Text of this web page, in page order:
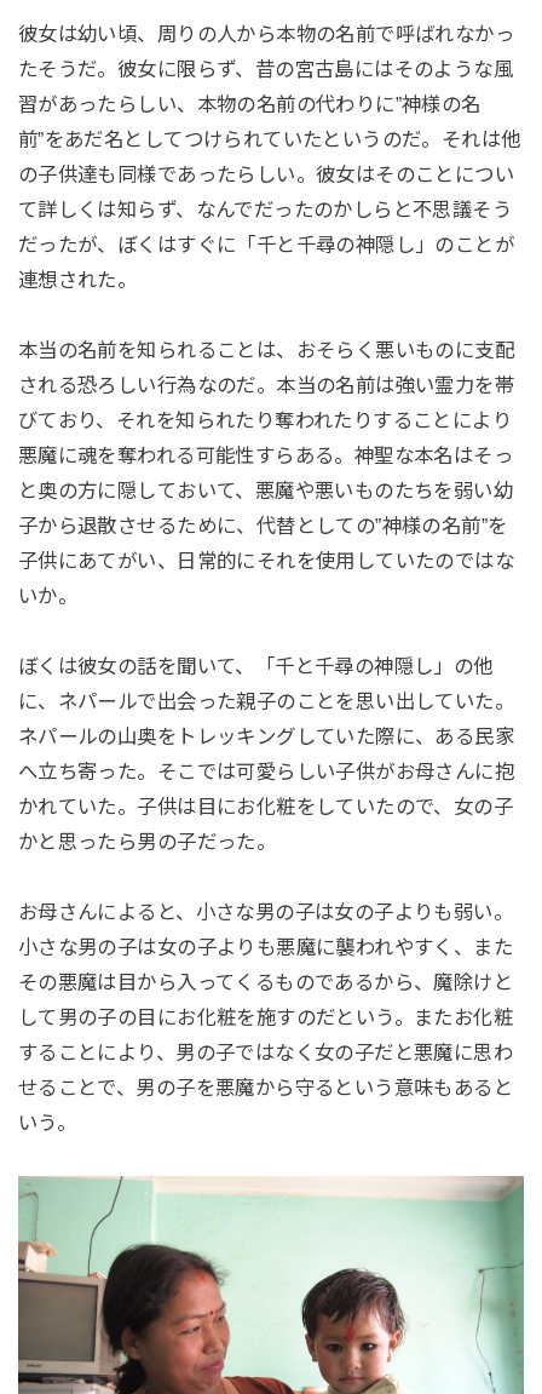
彼女は幼い頃、周りの人から本物の名前で呼ばれなかっ
たそうだ。彼女に限らず、昔の宮古島にはそのような風
習があったらしい、本物の名前の代わりに”神様の名
前”をあだ名としてつけられていたというのだ。それは他
の子供達も同様であったらしい。彼女はそのことについ
て詳しくは知らず、なんでだったのかしらと不思議そう
だったが、ぼくはすぐに「千と千尋の神隠し」のことが
連想された。
本当の名前を知られることは、おそらく悪いものに支配
される恐ろしい行為なのだ。本当の名前は強い霊力を帯
びており、それを知られたり奪われたりすることにより
悪魔に魂を奪われる可能性すらある。神聖な本名はそっ
と奥の方に隠しておいて、悪魔や悪いものたちを弱い幼
子から退散させるために、代替としての”神様の名前”を
子供にあてがい、日常的にそれを使用していたのではな
いか。
ぼくは彼女の話を聞いて、「千と千尋の神隠し」の他
に、ネパールで出会った親子のことを思い出していた。
ネパールの山奥をトレッキングしていた際に、ある民家
へ立ち寄った。そこでは可愛らしい子供がお母さんに抱
かれていた。子供は目にお化粧をしていたので、女の子
かと思ったら男の子だった。
お母さんによると、小さな男の子は女の子よりも弱い。
小さな男の子は女の子よりも悪魔に襲われやすく、また
その悪魔は目から入ってくるものであるから、魔除けと
して男の子の目にお化粧を施すのだという。またお化粧
することにより、男の子ではなく女の子だと悪魔に思わ
せることで、男の子を悪魔から守るという意味もあると
いう。